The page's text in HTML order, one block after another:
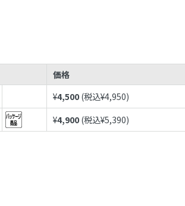
価格
¥4,500 (税込¥4,950)
¥4,900 (税込¥5,390)